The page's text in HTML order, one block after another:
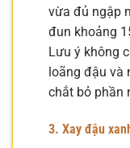
vừa đủ ngập
đun khoảng
Lưu ý không
loãng đậu và
chắt bỏ phần
3. Xay đậu